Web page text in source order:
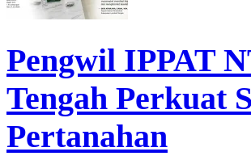
Pengwil IPPAT
Tengah Perkuat
Pertanahan